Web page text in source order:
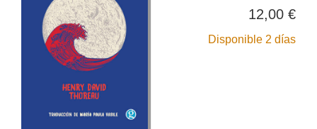
12,00 €
Disponible 2 días